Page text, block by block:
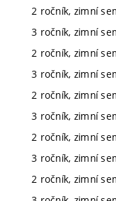
2 ročník, zimní
3 ročník, zimní
2 ročník, zimní
3 ročník, zimní
2 ročník, zimní
3 ročník, zimní
2 ročník, zimní
3 ročník, zimní
2 ročník, zimní